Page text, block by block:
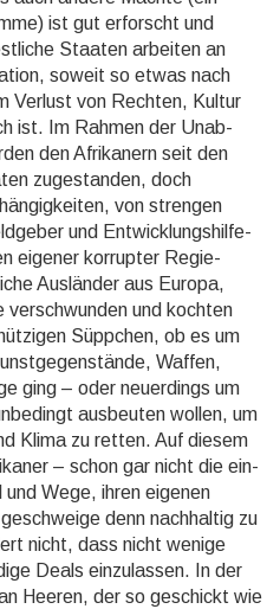
ist gut erforscht und
Staaten arbeiten an
soweit so etwas nach
Verlust von Rechten, Kultur
ist. Im Rahmen der Unab­
den Afrika­nern seit den
zuge­standen, doch
von strengen
und Ent­wick­lungs­hilfe­
eigener korrupter Regie­
Aus­länder aus Europa,
ver­schwun­den und kochten
Süppchen, ob es um
Waffen,
ging – oder neuer­dings um
aus­beuten wollen, um
Klima zu retten. Auf diesem
– schon gar nicht die ein­
Wege, ihren eigenen
denn nach­haltig zu
nicht, dass nicht wenige
Deals einzu­lassen. In der
Heeren, der so geschickt wie